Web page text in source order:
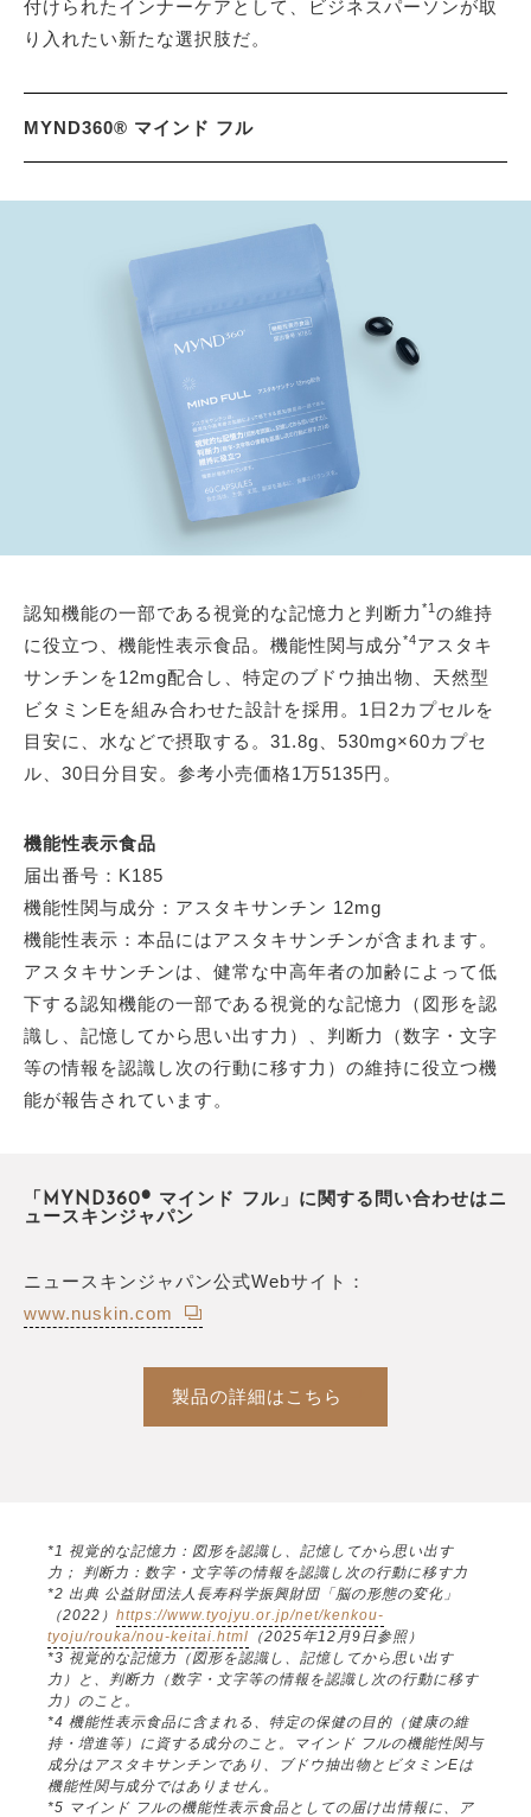
付けられたインナーケアとして、ビジネスパーソンが取
り入れたい新たな選択肢だ。
MYND360® マインド フル
認知機能の一部である視覚的な記憶力と判断力 *1 の維持
に役立つ、機能性表示食品。機能性関与成分*4アスタキ
サンチンを12mg配合し、特定のブドウ抽出物、天然型
ビタミンEを組み合わせた設計を採用。1日2カプセルを
目安に、水などで摂取する。31.8g、530mg×60カプセ
ル、30日分目安。参考小売価格1万5135円。
機能性表示食品
届出番号：K185
機能性関与成分：アスタキサンチン 12mg
機能性表示：本品にはアスタキサンチンが含まれます。
アスタキサンチンは、健常な中高年者の加齢によって低
下する認知機能の一部である視覚的な記憶力（図形を認
識し、記憶してから思い出す力）、判断力（数字・文字
等の情報を認識し次の行動に移す力）の維持に役立つ機
能が報告されています。
「MYND360® マインド フル」に関する問い合わせはニ
ュースキンジャパン
ニュースキンジャパン公式Webサイト：
www.nuskin.com
製品の詳細はこちら
*1 視覚的な記憶力：図形を認識し、記憶してから思い出す
力； 判断力：数字・文字等の情報を認識し次の行動に移す力
*2 出典 公益財団法人長寿科学振興財団「脳の形態の変化」
（2022） https://www.tyojyu.or.jp/net/kenkou-
tyoju/rouka/nou-keitai.html （2025年12月9日参照）
*3 視覚的な記憶力（図形を認識し、記憶してから思い出す
力）と、判断力（数字・文字等の情報を認識し次の行動に移す
力）のこと。
*4 機能性表示食品に含まれる、特定の保健の目的（健康の維
持・増進等）に資する成分のこと。マインド フルの機能性関与
成分はアスタキサンチンであり、ブドウ抽出物とビタミンEは
機能性関与成分ではありません。
*5 マインド フルの機能性表示食品としての届け出情報に、ア